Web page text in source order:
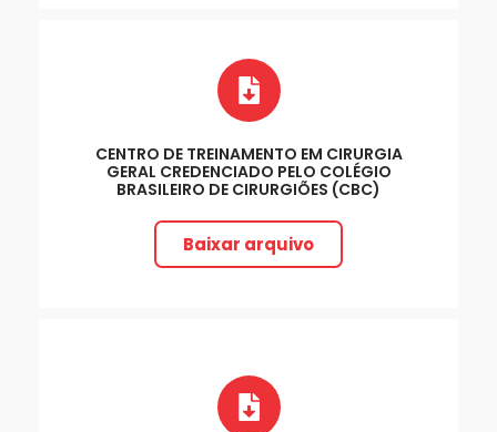
CENTRO DE TREINAMENTO EM CIRURGIA
GERAL CREDENCIADO PELO COLÉGIO
BRASILEIRO DE CIRURGIÕES (CBC)
Baixar arquivo